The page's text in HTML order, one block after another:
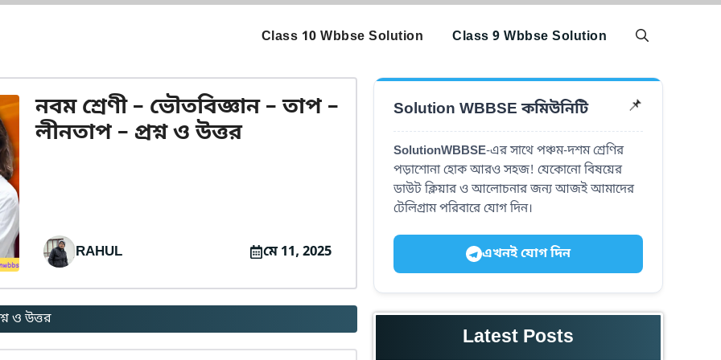
Class 10 Wbbse Solution Class 9 Wbbse Solution
নবম শ্রেণী – ভৌতবিজ্ঞান – তাপ –
লীনতাপ – প্রশ্ন ও উত্তর
RAHUL মে 11, 2025
ও উত্তর
Solution WBBSE কমিউনিটি 📌
SolutionWBBSE-এর সাথে পঞ্চম-দশম শ্রেণির
পড়াশোনা হোক আরও সহজ! যেকোনো বিষয়ের
ডাউট ক্লিয়ার ও আলোচনার জন্য আজই আমাদের
টেলিগ্রাম পরিবারে যোগ দিন।
এখনই যোগ দিন
Latest Posts